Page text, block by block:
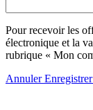
Pour recevoir les
électronique et la
rubrique « Mon
Annuler